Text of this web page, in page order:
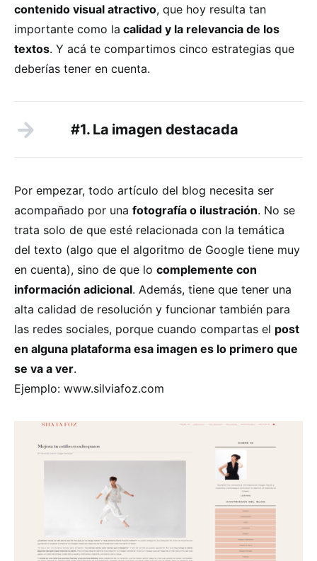
contenido visual atractivo, que hoy resulta tan
importante como la calidad y la relevancia de los
textos. Y acá te compartimos cinco estrategias que
deberías tener en cuenta.
#1. La imagen destacada
Por empezar, todo artículo del blog necesita ser
acompañado por una fotografía o ilustración. No se
trata solo de que esté relacionada con la temática
del texto (algo que el algoritmo de Google tiene muy
en cuenta), sino de que lo complemente con
información adicional. Además, tiene que tener una
alta calidad de resolución y funcionar también para
las redes sociales, porque cuando compartas el post
en alguna plataforma esa imagen es lo primero que
se va a ver.
Ejemplo: www.silviafoz.com